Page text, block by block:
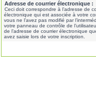
Adresse de courrier électronique :
Ceci doit correspondre à l’adresse de
électronique qui est associée à votre
vous ne l’avez pas modifié par
votre panneau de contrôle de
de l’adresse de courrier électronique
avez saisie lors de votre inscription.